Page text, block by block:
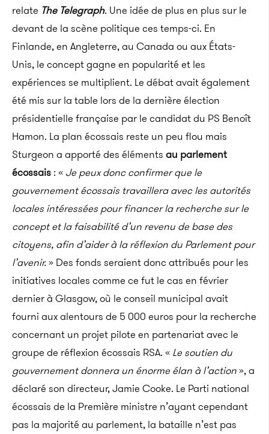
relate The Telegraph. Une idée de plus en plus sur le
devant de la scène politique ces temps-ci. En
Finlande, en Angleterre, au Canada ou aux États-
Unis, le concept gagne en popularité et les
expériences se multiplient. Le débat avait également
été mis sur la table lors de la dernière élection
présidentielle française par le candidat du PS Benoît
Hamon. La plan écossais reste un peu flou mais
Sturgeon a apporté des éléments au parlement
écossais : « Je peux donc confirmer que le
gouvernement écossais travaillera avec les autorités
locales intéressées pour financer la recherche sur le
concept et la faisabilité d’un revenu de base des
citoyens, afin d’aider à la réflexion du Parlement pour
l’avenir.» Des fonds seraient donc attribués pour les
initiatives locales comme ce fut le cas en février
dernier à Glasgow, où le conseil municipal avait
fourni aux alentours de 5 000 euros pour la recherche
concernant un projet pilote en partenariat avec le
groupe de réflexion écossais RSA. « Le soutien du
gouvernement donnera un énorme élan à l’action», a
déclaré son directeur, Jamie Cooke. Le Parti national
écossais de la Première ministre n’ayant cependant
pas la majorité au parlement, la bataille n’est pas